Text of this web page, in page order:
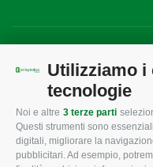
Utilizziamo i
tecnologie
Noi e altre 3 terze parti
Questi strumenti sono
digitali, migliorare la
pubblicitari. Ad esempio,
CONFAGRICOLTURA
ROVIGO